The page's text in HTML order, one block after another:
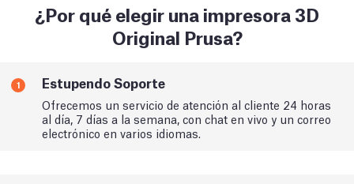
¿Por qué elegir una impresora 3D
Original Prusa?
1 Estupendo Soporte
Ofrecemos un servicio de atención al cliente 24 horas
al día, 7 días a la semana, con chat en vivo y un correo
electrónico en varios idiomas.